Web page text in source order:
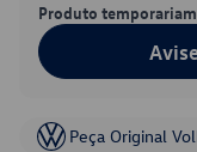
Produto
Peça Original